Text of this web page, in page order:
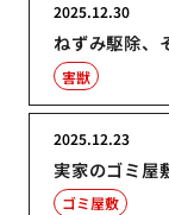
ねずみ駆除、
2025.12.30
害獣
実家のゴミ屋
2025.12.23
ゴミ屋敷